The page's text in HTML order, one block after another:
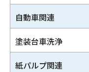
自動車関連
塗装台車洗浄
紙パルプ関連